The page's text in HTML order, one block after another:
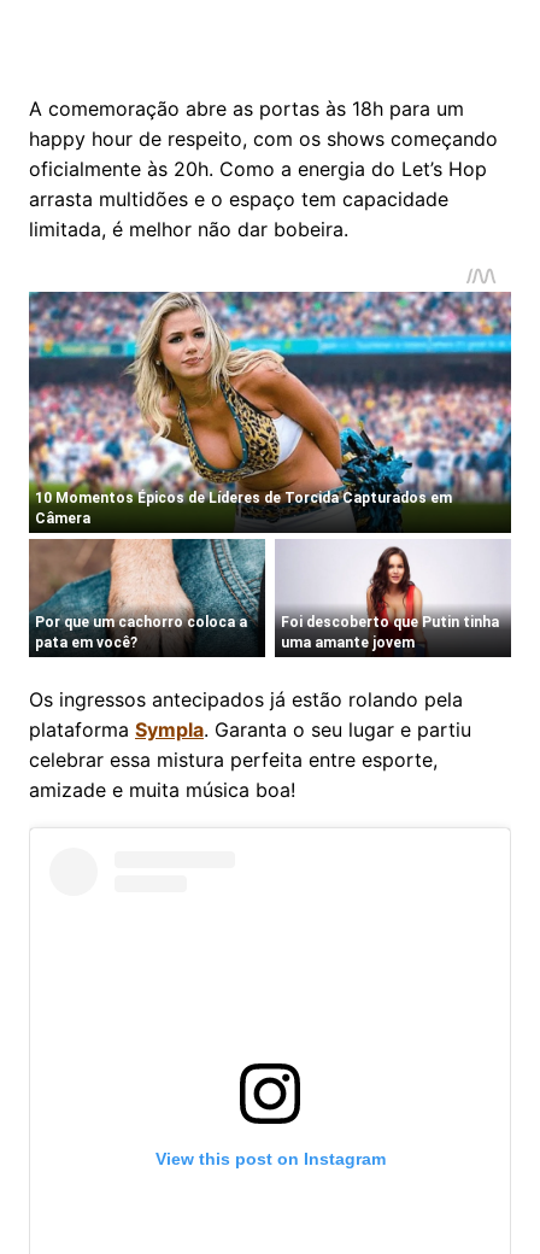
A comemoração abre as portas às 18h para um
happy hour de respeito, com os shows começando
oficialmente às 20h. Como a energia do Let’s Hop
arrasta multidões e o espaço tem capacidade
limitada, é melhor não dar bobeira.
Os ingressos antecipados já estão rolando pela
plataforma Sympla. Garanta o seu lugar e partiu
celebrar essa mistura perfeita entre esporte,
amizade e muita música boa!
View this post on Instagram